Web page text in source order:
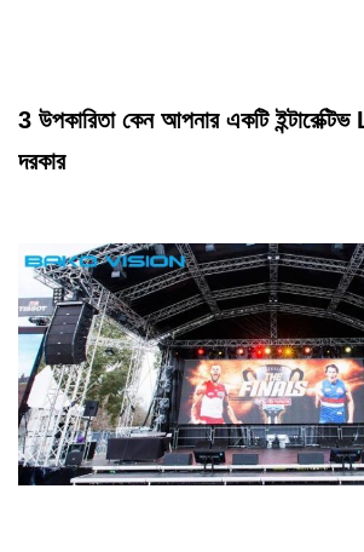
3 উপকারিতা কেন আপনার একটি
দরকার